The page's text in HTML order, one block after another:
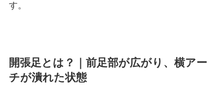
す。
開張足とは？｜前足部が広がり、横アー
チが潰れた状態